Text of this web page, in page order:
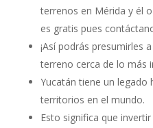
terrenos en Mérida y él
es gratis pues
¡Así podrás presumirles
terreno cerca de lo más
Yucatán tiene un
territorios en el mundo.
Esto significa que